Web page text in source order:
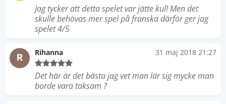
Jag tycker att detta spelet var jätte kul! Men det
skulle behövas mer spel på franska därför ger jag
spelet 4/5
R Rihanna 31 maj 2018 21:27
Det här är det bästa jag vet man lär sig mycke man
borde vara taksam ?